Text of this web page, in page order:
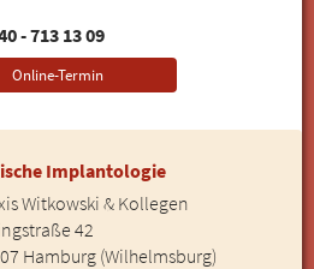
- 713 13 09
Online-Termin
Implantologie
Witkowski & Kollegen
42
Hamburg (Wilhelmsburg)